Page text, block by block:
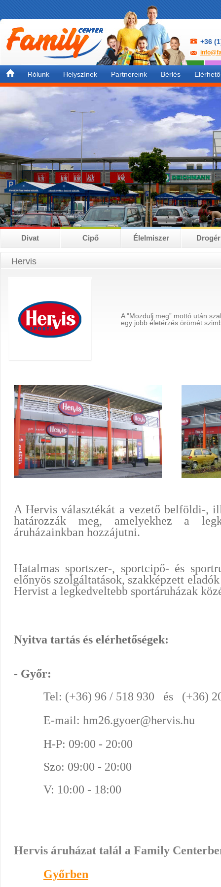
+36
Rólunk Helyszínek Partnereink Bérlés
Divat Cipő Élelmiszer
Hervis
A "Mozdulj meg” mottó után
egy jobb életérzés örömét
A Hervis választékát a vezető belföldi-,
határozzák meg, amelyekhez a
áruházainkban hozzájutni.
Hatalmas sportszer-, sportcipő- és
előnyös szolgáltatások, szakképzett
Hervist a legkedveltebb sportáruházak
Nyitva tartás és elérhetőségek:
- Győr:
Tel: (+36) 96 / 518 930 és (+36)
E-mail: hm26.gyoer@hervis.hu
H-P: 09:00 - 20:00
Szo: 09:00 - 20:00
V: 10:00 - 18:00
Hervis áruházat talál a Family
Győrben